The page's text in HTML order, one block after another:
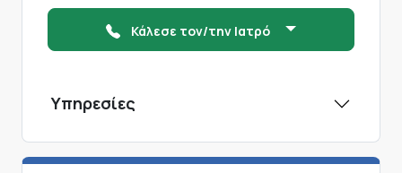
Κάλεσε τον/την Ιατρό
Υπηρεσίες